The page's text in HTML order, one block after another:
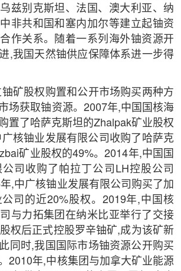
兹别克斯坦、法国、澳大利亚、纳
非共和国和塞内加尔等建立起铀资
作关系。随着一系列海外铀资源开
,我国天然铀供应保障体系进一步得
矿股权购置和公开市场购买两种方
场获取铀资源。2007年,中国国核海
置了哈萨克斯坦的Zhalpak矿业股权
核铀业发展有限公司收购了哈萨克
矿业股权的49%。2014年,中国国
司收购了帕拉丁公司LH控股公司
,中广核铀业发展有限公司购买了加
司的近20%股权。2019年,中国核
与力拓集团在纳米比亚举行了交接
权后正式控股罗辛铀矿,成为该矿新
同时,我国国际市场铀资源公开购买
2010年,中核集团与加拿大矿业能源